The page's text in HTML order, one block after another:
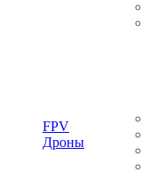
FPV
Дроны